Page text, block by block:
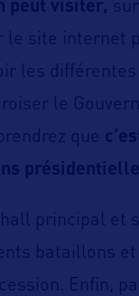
peut visiter,
le site internet
les
le
que
principal et
bataillons
Enfin,